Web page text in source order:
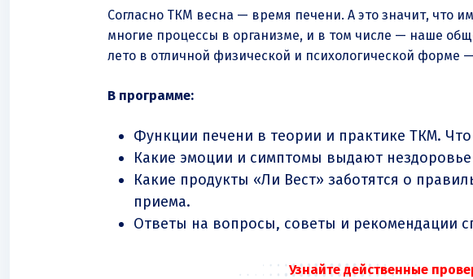
Согласно ТКМ весна — время печени. А это значит, что
многие процессы в организме, и в том числе — наше
лето в отличной физической и психологической форме
В программе:
Функции печени в теории и практике ТКМ. Что
Какие эмоции и симптомы выдают нездоровье
Какие продукты «Ли Вест» заботятся о
приема.
Ответы на вопросы, советы и рекомендации
Узнайте действенные